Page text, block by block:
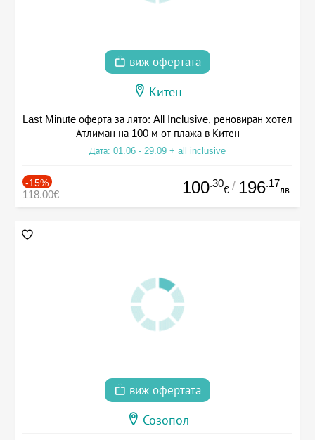
виж офертата
Китен
Last Minute оферта за лято: All Inclusive, реновиран хотел
Атлиман на 100 м от плажа в Китен
Дата: 01.06 - 29.09 + all inclusive
-15%
118.00€ 100.30
€ / 196.17
лв.
виж офертата
Созопол